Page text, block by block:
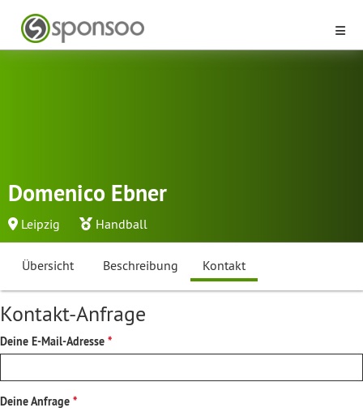
Domenico Ebner
Leipzig Handball
Übersicht Beschreibung Kontakt
Kontakt-Anfrage
Deine E-Mail-Adresse
Deine Anfrage